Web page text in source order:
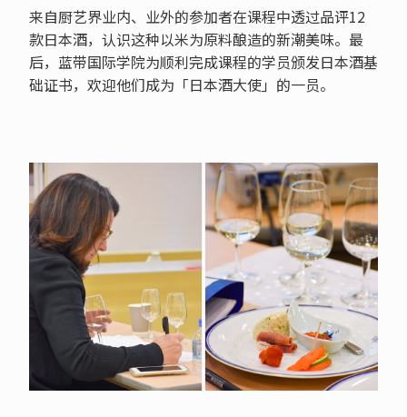
来自厨艺界业内、业外的参加者在课程中透过品评12
款日本酒，认识这种以米为原料酿造的新潮美味。最
后，蓝带国际学院为顺利完成课程的学员颁发日本酒基
础证书，欢迎他们成为「日本酒大使」的一员。